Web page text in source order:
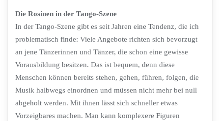
Die Rosinen in der Tango-Szene
In der Tango-Szene gibt es seit Jahren eine Tendenz, die ich
problematisch finde: Viele Angebote richten sich bevorzugt
an jene Tänzerinnen und Tänzer, die schon eine gewisse
Vorausbildung besitzen. Das ist bequem, denn diese
Menschen können bereits stehen, gehen, führen, folgen, die
Musik halbwegs einordnen und müssen nicht mehr bei null
abgeholt werden. Mit ihnen lässt sich schneller etwas
Vorzeigbares machen. Man kann komplexere Figuren